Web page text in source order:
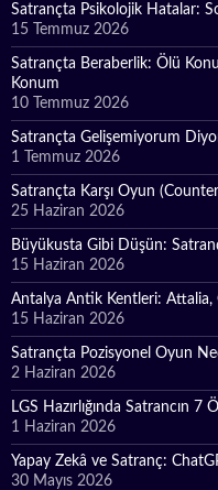
Satrançta Psikolojik Hatalar:
15 Temmuz 2026
Satrançta Beraberlik: Ölü
Konum
10 Temmuz 2026
Satrançta Gelişemiyorum
1 Temmuz 2026
Satrançta Karşı Oyun
25 Haziran 2026
Büyükusta Gibi Düşün:
15 Haziran 2026
Antalya Antik Kentleri: Attalia,
15 Haziran 2026
Satrançta Pozisyonel Oyun
2 Haziran 2026
LGS Hazırlığında Satrancın 7
1 Haziran 2026
Yapay Zekâ ve Satranç:
30 Mayıs 2026